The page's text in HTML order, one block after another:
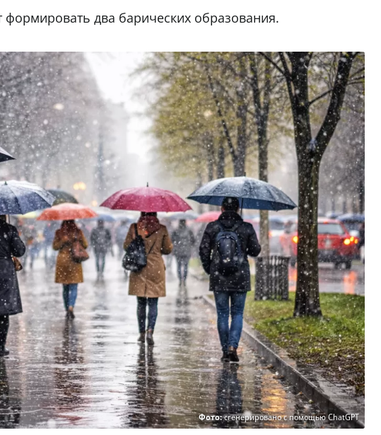
формировать два барических образования.
Фото:сгенерировано с помощью ChatGPT